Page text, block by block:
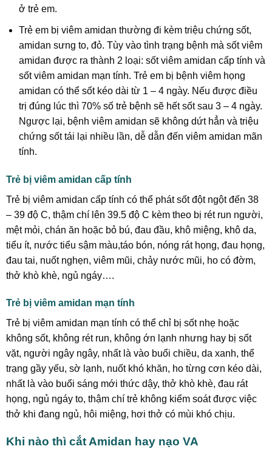
ở trẻ em.
Trẻ em bị viêm amidan thường đi kèm triệu chứng sốt,
amidan sưng to, đỏ. Tùy vào tình trạng bệnh mà sốt viêm
amidan được ra thành 2 loại: sốt viêm amidan cấp tính và
sốt viêm amidan mạn tính. Trẻ em bị bệnh viêm họng
amidan có thể sốt kéo dài từ 1 – 4 ngày. Nếu được điều
trị đúng lúc thì 70% số trẻ bệnh sẽ hết sốt sau 3 – 4 ngày.
Ngược lại, bệnh viêm amidan sẽ không dứt hẳn và triệu
chứng sốt tái lại nhiều lần, dễ dẫn đến viêm amidan mãn
tính.
Trẻ bị viêm amidan cấp tính
Trẻ bị viêm amidan cấp tính có thể phát sốt đột ngột đến 38
– 39 độ C, thậm chí lên 39.5 độ C kèm theo bị rét run người,
mệt mỏi, chán ăn hoặc bỏ bú, đau đầu, khô miệng, khô da,
tiểu ít, nước tiểu sậm màu,táo bón, nóng rát họng, đau họng,
đau tai, nuốt nghẹn, viêm mũi, chảy nước mũi, ho có đờm,
thở khò khè, ngủ ngáy….
Trẻ bị viêm amidan mạn tính
Trẻ bị viêm amidan mạn tính có thể chỉ bị sốt nhẹ hoặc
không sốt, không rét run, không ớn lạnh nhưng hay bị sốt
vặt, người ngây ngây, nhất là vào buổi chiều, da xanh, thể
trạng gầy yếu, sờ lạnh, nuốt khó khăn, ho từng cơn kéo dài,
nhất là vào buổi sáng mới thức dậy, thở khò khè, đau rát
họng, ngủ ngáy to, thậm chí trẻ không kiểm soát được việc
thở khi đang ngủ, hôi miệng, hơi thở có mùi khó chịu.
Khi nào thì cắt Amidan hay nạo VA